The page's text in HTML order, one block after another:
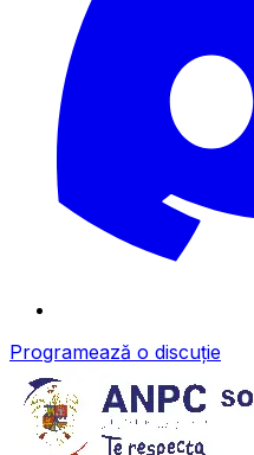
Programează o discuție